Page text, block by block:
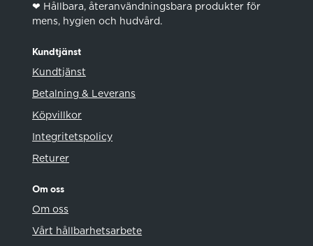
❤︎ Hållbara, återanvändningsbara produkter för
mens, hygien och hudvård.
Kundtjänst
Kundtjänst
Betalning & Leverans
Köpvillkor
Integritetspolicy
Returer
Om oss
Om oss
Vårt hållbarhetsarbete